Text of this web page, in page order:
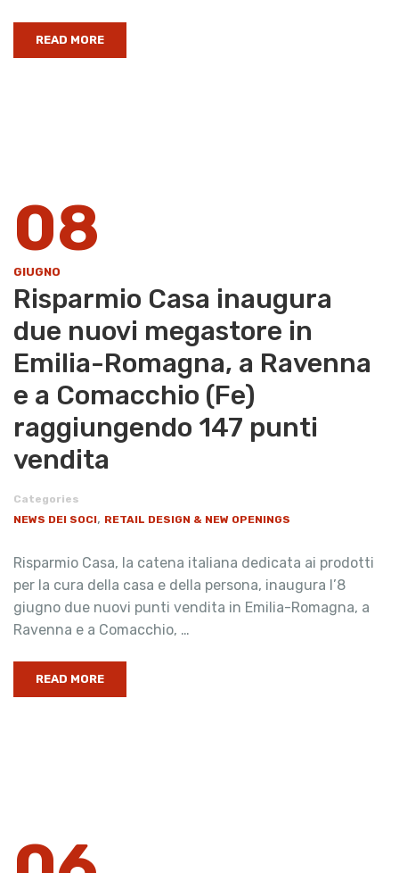
READ MORE
08
GIUGNO
Risparmio Casa inaugura
due nuovi megastore in
Emilia-Romagna, a Ravenna
e a Comacchio (Fe)
raggiungendo 147 punti
vendita
Categories
NEWS DEI SOCI, RETAIL DESIGN & NEW OPENINGS
Risparmio Casa, la catena italiana dedicata ai prodotti
per la cura della casa e della persona, inaugura l’8
giugno due nuovi punti vendita in Emilia-Romagna, a
Ravenna e a Comacchio, …
READ MORE